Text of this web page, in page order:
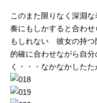
このまた限りなく深淵
奏にもしかすると合わ
もしれない 彼女の持つ
的確に合わせながら自
く・・・なかなかした